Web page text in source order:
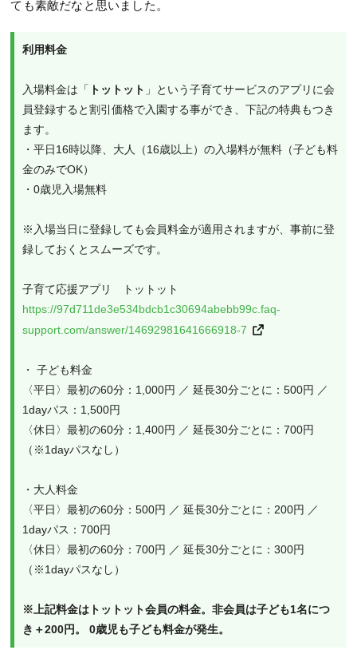
ても素敵だなと思いました。
利用料金
入場料金は「 トットット 」という子育てサービスのアプリに会
員登録すると割引価格で入園する事ができ、下記の特典もつき
ます。
・平日16時以降、大人（16歳以上）の入場料が無料（子ども料
金のみでOK）
・0歳児入場無料
※入場当日に登録しても会員料金が適用されますが、事前に登
録しておくとスムーズです。
子育て応援アプリ　トットット
https://97d711de3e534bdcb1c30694abebb99c.faq-
support.com/answer/14692981641666918-7
・ 子ども料金
〈平日〉最初の60分：1,000円 ／ 延長30分ごとに：500円 ／
1dayパス：1,500円
〈休日〉最初の60分：1,400円 ／ 延長30分ごとに：700円
（※1dayパスなし）
・大人料金
〈平日〉最初の60分：500円 ／ 延長30分ごとに：200円 ／
1dayパス：700円
〈休日〉最初の60分：700円 ／ 延長30分ごとに：300円
（※1dayパスなし）
※上記料金はトットット会員の料金。非会員は子ども1名につ
き＋200円。 0歳児も子ども料金が発生。